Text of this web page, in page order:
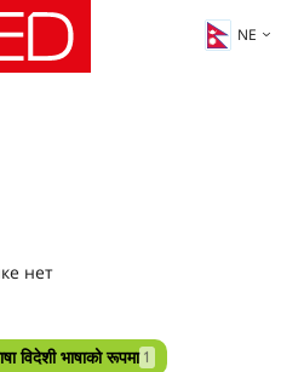
NE
нет
विदेशी भाषाको रूपमा 1